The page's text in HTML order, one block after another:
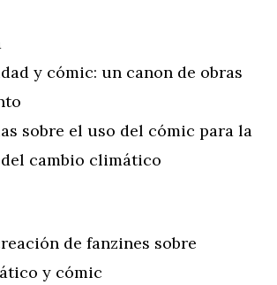
y cómic: un canon de obras
sobre el uso del cómic para la
cambio climático
de fanzines sobre
y cómic